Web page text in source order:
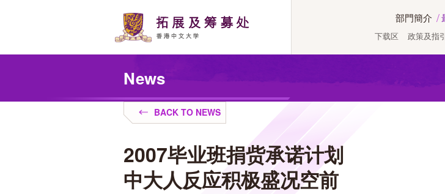
main
content
部門簡介
下载区 政策及指
News
BACK TO NEWS
2007毕业班捐赀承诺计划
中大人反应积极盛况空前